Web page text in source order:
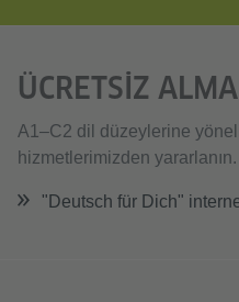
ÜCRETSIZ
A1–C2 dil düzeylerine
hizmetlerimizden yararlanın.
"Deutsch für Dich"